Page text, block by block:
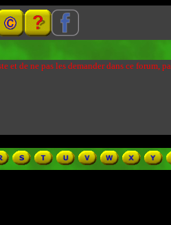
de ne pas les demander dans ce forum,